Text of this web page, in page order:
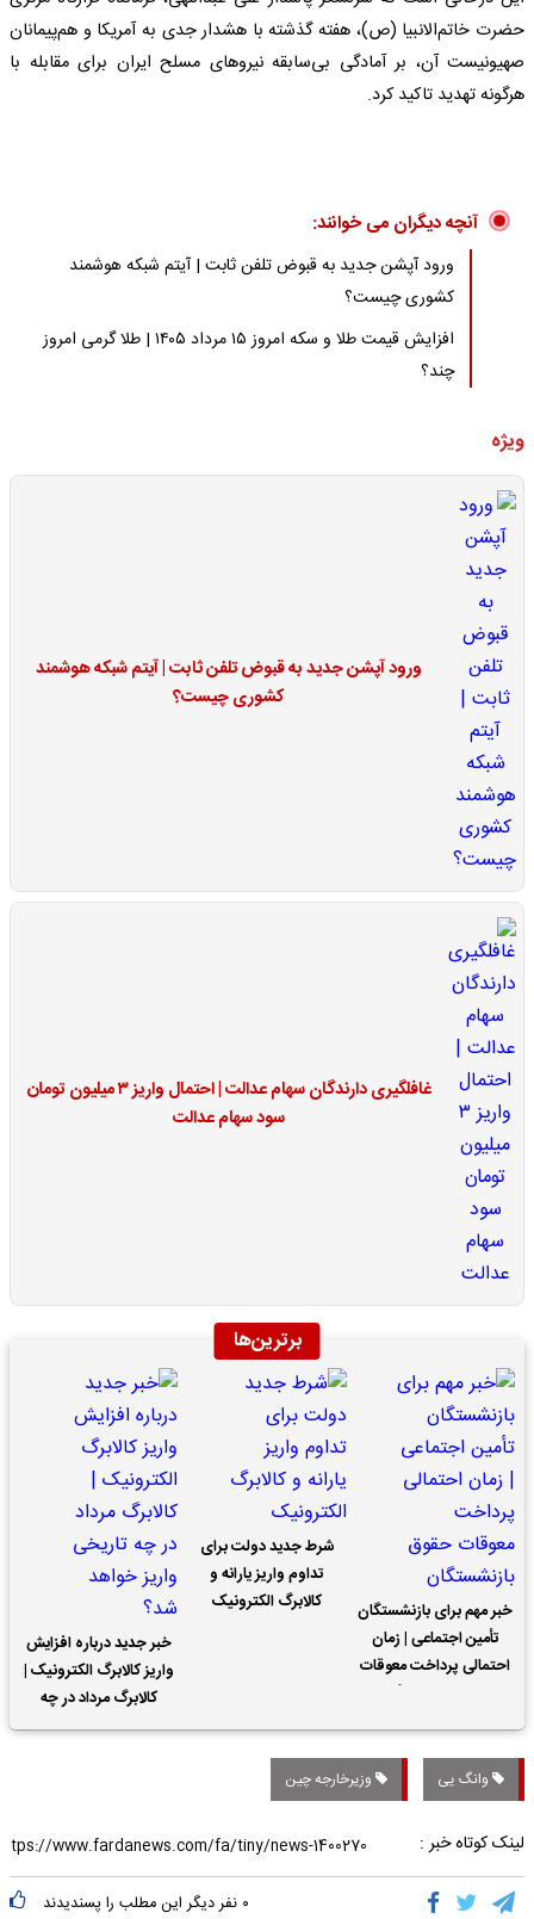
حضرت خاتم‌الانبیا (ص)، هفته گذشته با هشدار جدی به آمریکا و هم‌پیمانان
صهیونیست آن، بر آمادگی بی‌سابقه نیروهای مسلح ایران برای مقابله با
هرگونه تهدید تاکید کرد.
آنچه دیگران می خوانند:
ورود آپشن جدید به قبوض تلفن ثابت | آیتم شبکه هوشمند
کشوری چیست؟
افزایش قیمت طلا و سکه امروز ۱۵ مرداد ۱۴۰۵ | طلا گرمی امروز
چند؟
ویژه
ورود آپشن جدید به قبوض تلفن ثابت | آیتم شبکه هوشمند
کشوری چیست؟
غافلگیری دارندگان سهام عدالت | احتمال واریز ۳ میلیون تومان
سود سهام عدالت
برترین‌ها
خبر مهم برای بازنشستگان
تأمین اجتماعی | زمان
احتمالی پرداخت معوقات
شرط جدید دولت برای
تداوم واریز یارانه و
کالابرگ الکترونیک
خبر جدید درباره افزایش
واریز کالابرگ الکترونیک |
کالابرگ مرداد در چه
تاریخی واریز خواهد شد؟
وانگ یی وزیرخارجه چین
لینک کوتاه خبر :
۰ نفر دیگر این مطلب را پسندیدند